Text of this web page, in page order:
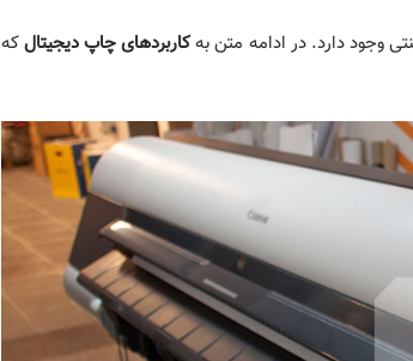
وجود دارد. در ادامه متن بهکاربردهای چاپ دیجیتالکه